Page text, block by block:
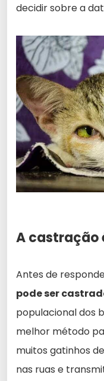
decidir sobre a
A castração
Antes de
pode ser
populacional dos
melhor método
muitos gatinhos
nas ruas e